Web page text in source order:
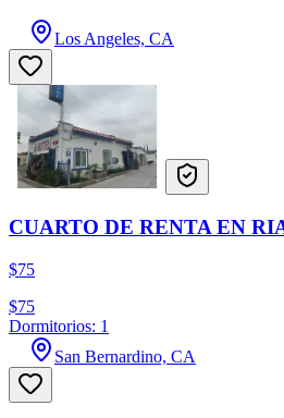
Los Angeles, CA
CUARTO DE RENTA EN
$75
$75
Dormitorios: 1
San Bernardino, CA